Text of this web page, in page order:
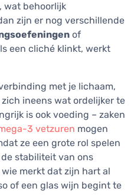
wat behoorlijk
zijn er nog verschillende
of
een cliché klinkt, werkt
met je lichaam,
ineens wat ordelijker te
is ook voeding – zaken
3 vetzuren mogen
ze een grote rol spelen
stabiliteit van ons
merkt dat zijn hart al
of een glas wijn begint te